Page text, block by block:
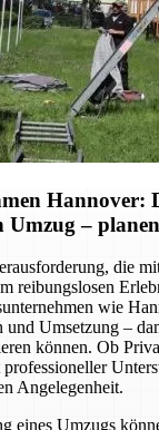
Hannover:
Umzug –
die
reibungslosen
wie
und Umsetzung –
können. Ob
professioneller
Angelegenheit.
eines Umzugs